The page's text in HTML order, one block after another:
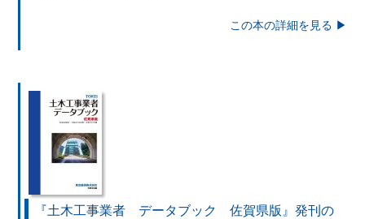
この本の詳細を見る ▶︎
『土木工事業者 データブック 佐賀県版』発刊の